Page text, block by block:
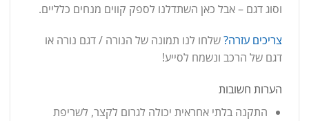
וסוג דגם – אבל כאן השתדלנו לספק קווים מנחים כלליים.
צריכים עזרה?שלחו לנו תמונה של הנורה / דגם נורה או
דגם של הרכב ונשמח לסייע!
הערות חשובות
התקנה בלתי אחראית יכולה לגרום לקצר, לשריפת